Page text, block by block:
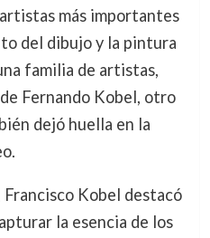
más importantes
del dibujo y la pintura
familia de artistas,
Fernando Kobel, otro
dejó huella en la
Kobel destacó
la esencia de los